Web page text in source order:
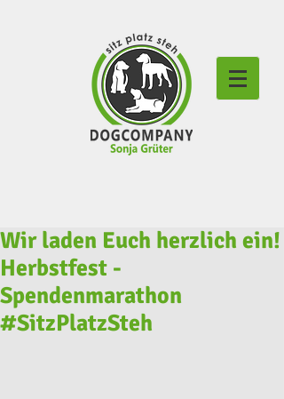
Wir laden Euch herzlich ein!
Herbstfest -
Spendenmarathon
#SitzPlatzSteh